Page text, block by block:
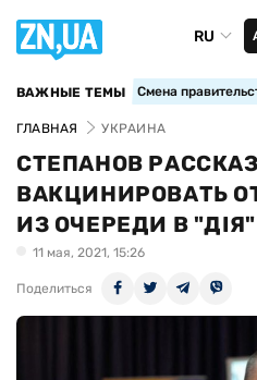
RU
ВАЖНЫЕ ТЕМЫ Смена
ГЛАВНАЯ УКРАИНА
СТЕПАНОВ
ВАКЦИНИРОВАТЬ
ИЗ ОЧЕРЕДИ В "ДІЯ"
11 мая, 2021, 15:26
Поделиться